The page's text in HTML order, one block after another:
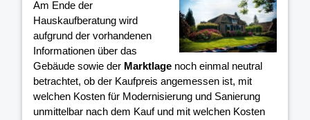
Am Ende der
Hauskaufberatung wird
aufgrund der vorhandenen
Informationen über das
Gebäude sowie der Marktlage noch einmal neutral
betrachtet, ob der Kaufpreis angemessen ist, mit
welchen Kosten für Modernisierung und Sanierung
unmittelbar nach dem Kauf und mit welchen Kosten